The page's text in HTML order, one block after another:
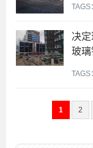
TAGS：
决
玻璃
TAGS：
1 2